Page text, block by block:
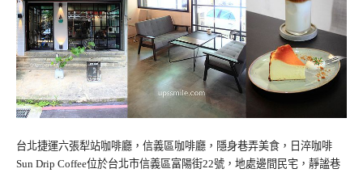
台北捷運六張犁站咖啡廳，信義區咖啡廳，隱身巷弄美食，日淬咖啡
Sun Drip Coffee位於台北市信義區富陽街22號，地處邊間民宅，靜謐巷